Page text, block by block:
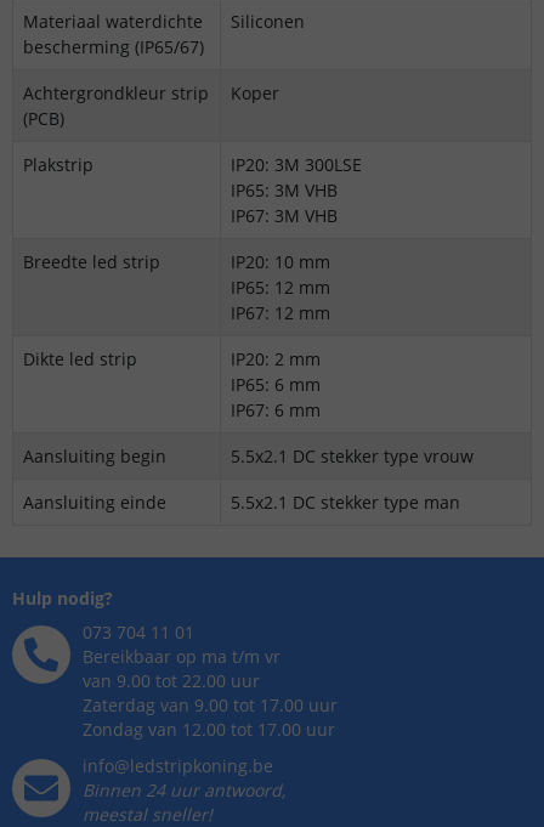
Materiaal waterdichte
bescherming (IP65/67)
Siliconen
Achtergrondkleur strip
(PCB)
Koper
Plakstrip
IP20: 3M 300LSE
IP65: 3M VHB
IP67: 3M VHB
Breedte led strip
IP20: 10 mm
IP65: 12 mm
IP67: 12 mm
Dikte led strip
IP20: 2 mm
IP65: 6 mm
IP67: 6 mm
Aansluiting begin
5.5x2.1 DC stekker type vrouw
Aansluiting einde
5.5x2.1 DC stekker type man
Hulp nodig?
073 704 11 01
Bereikbaar op ma t/m vr
van 9.00 tot 22.00 uur
Zaterdag van 9.00 tot 17.00 uur
Zondag van 12.00 tot 17.00 uur
info@ledstripkoning.be
Binnen 24 uur antwoord,
meestal sneller!